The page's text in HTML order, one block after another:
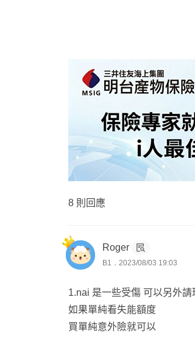
8 則回應
Roger
B1．2023/08/03 19:03
1.nai 是一些受傷 可以另外
如果單純看失能額度
買單純意外險就可以